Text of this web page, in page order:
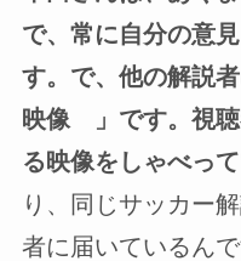
で、常に自分の意
す。で、他の解説
映像 」です。視聴
る映像をしゃべって
り、同じサッカー
者に届いているん